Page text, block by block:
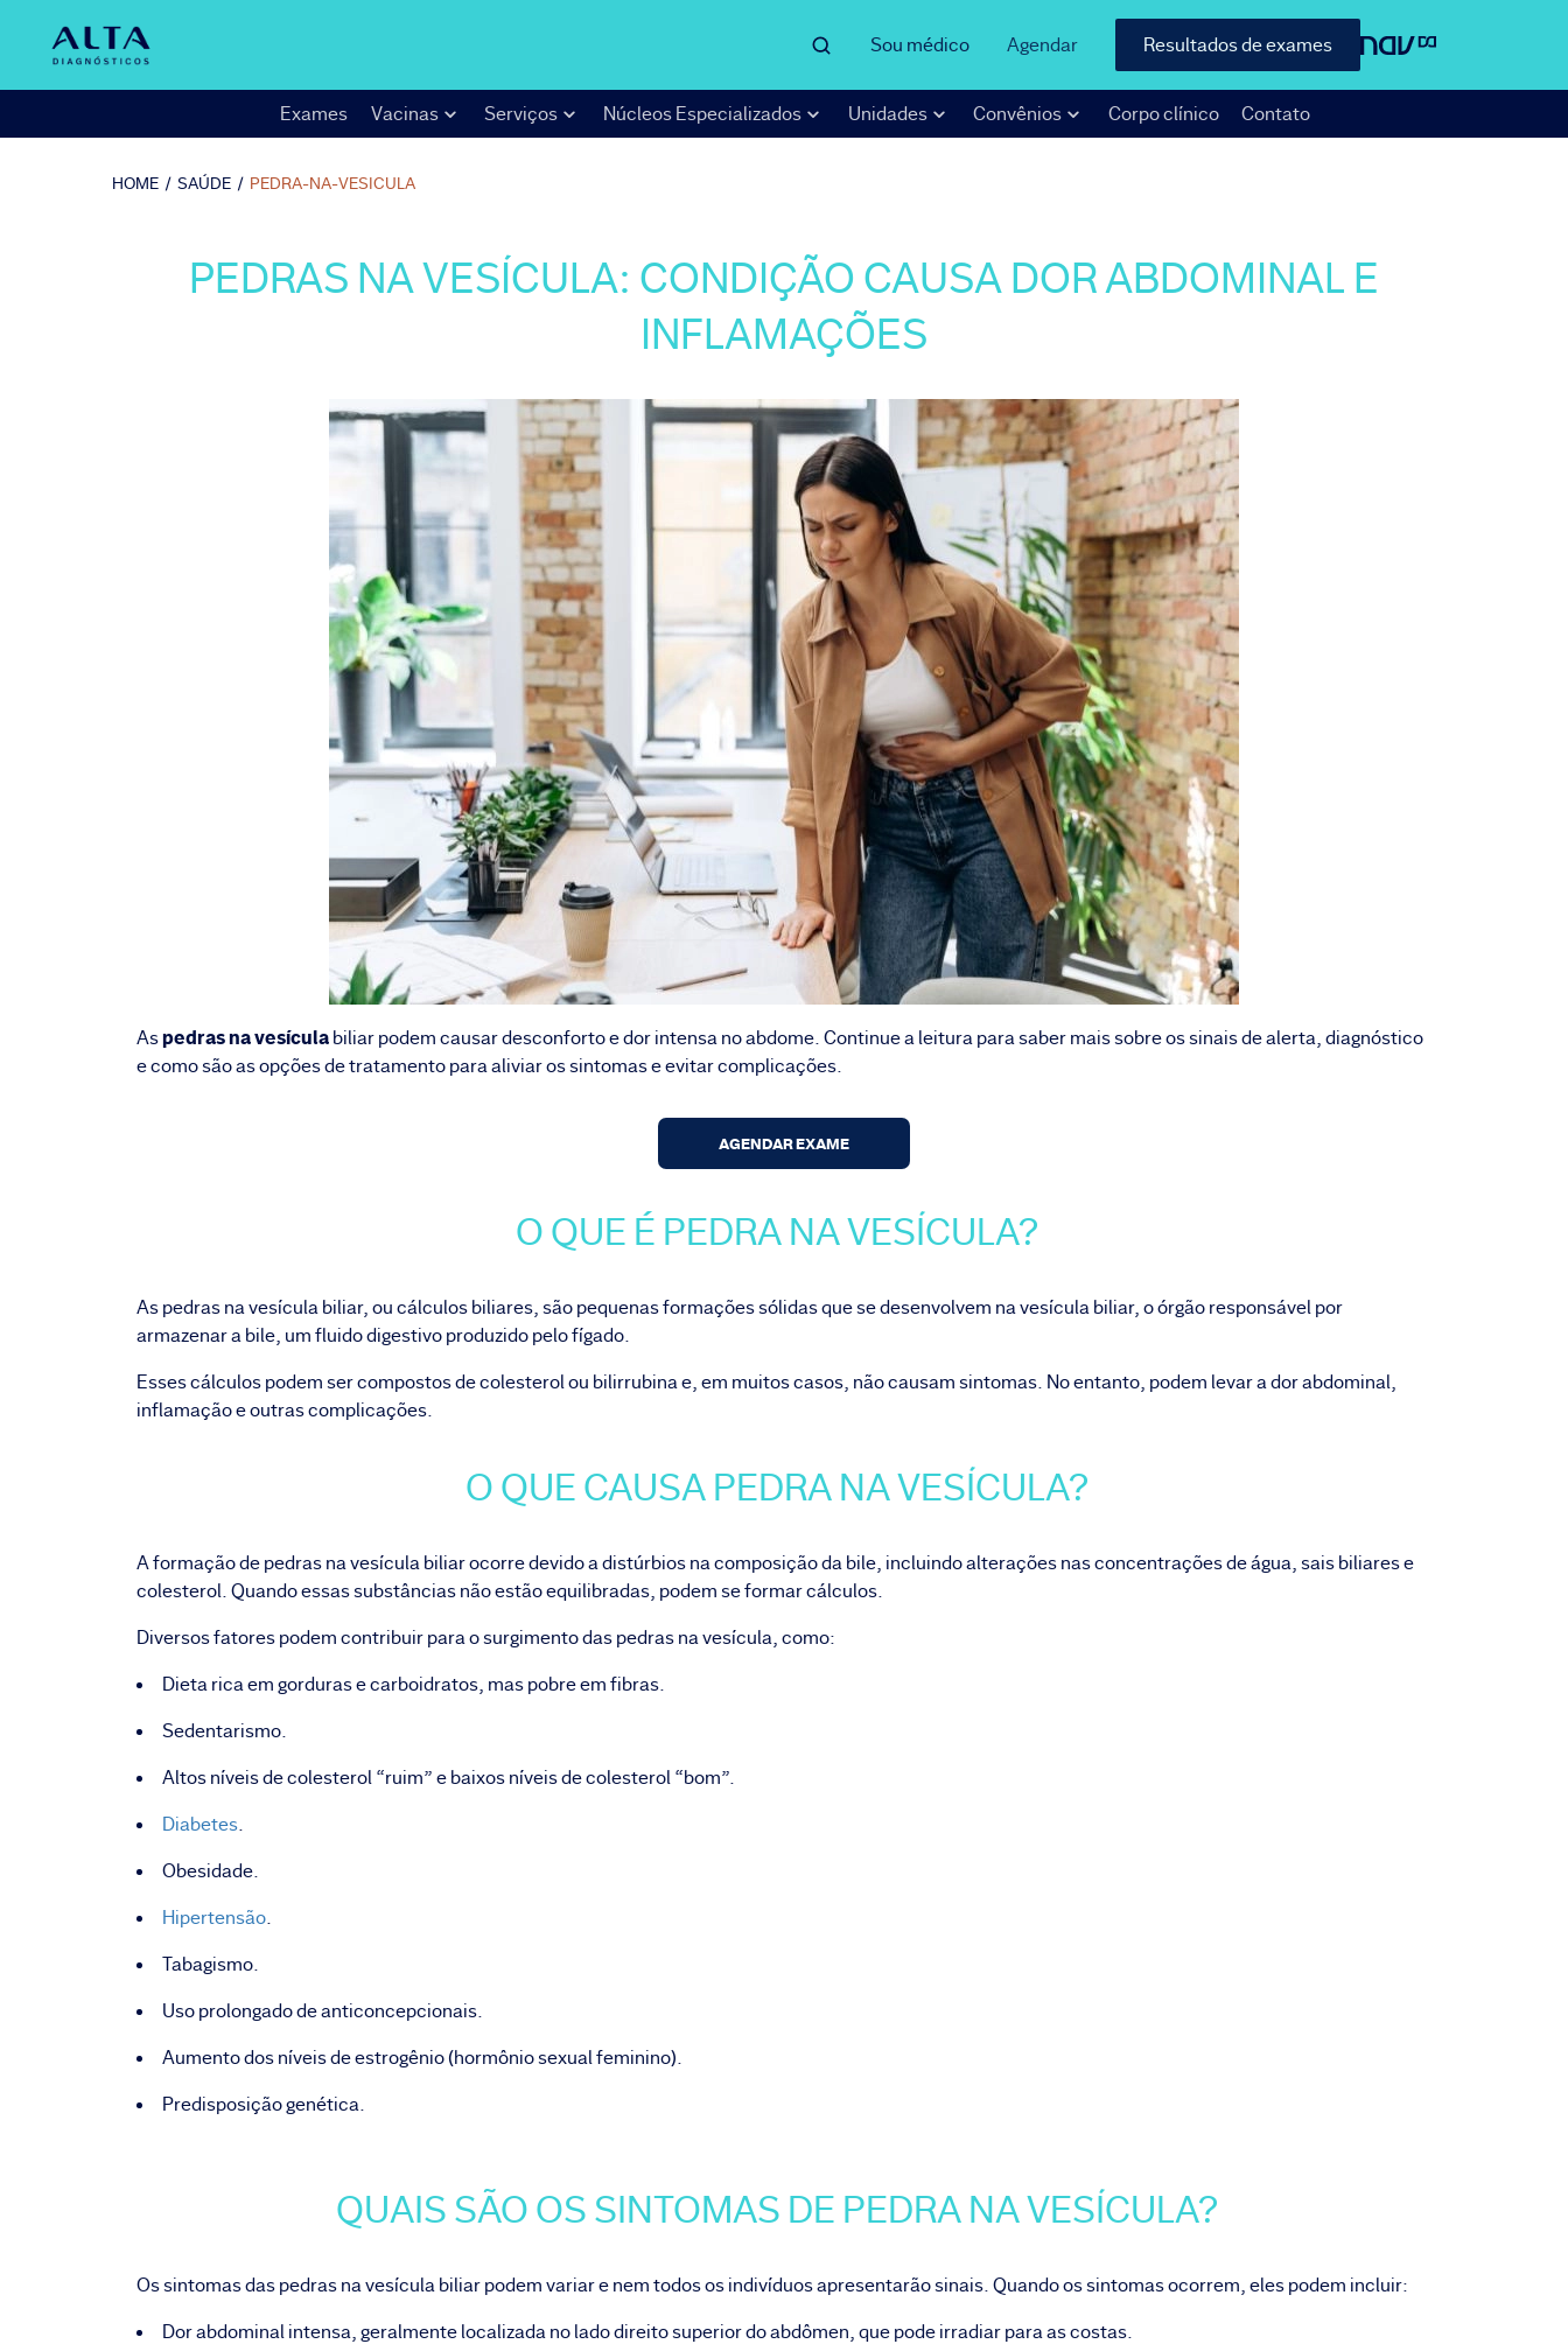
Sou médico Agendar Resultados de exames
Exames Vacinas Serviços Núcleos Especializados Unidades Convênios Corpo clínico Contato
HOME / SAÚDE / PEDRA-NA-VESICULA
PEDRAS NA VESÍCULA: CONDIÇÃO CAUSA DOR ABDOMINAL E
INFLAMAÇÕES
Aspedras na vesículabiliar podem causar desconforto e dor intensa no abdome. Continue a leitura para saber mais sobre os sinais de alerta, diagnóstico
e como são as opções de tratamento para aliviar os sintomas e evitar complicações.
AGENDAR EXAME
O QUE É PEDRA NA VESÍCULA?
As pedras na vesícula biliar, ou cálculos biliares, são pequenas formações sólidas que se desenvolvem na vesícula biliar, o órgão responsável por
armazenar a bile, um fluido digestivo produzido pelo fígado.
Esses cálculos podem ser compostos de colesterol ou bilirrubina e, em muitos casos, não causam sintomas. No entanto, podem levar a dor abdominal,
inflamação e outras complicações.
O QUE CAUSA PEDRA NA VESÍCULA?
A formação de pedras na vesícula biliar ocorre devido a distúrbios na composição da bile, incluindo alterações nas concentrações de água, sais biliares e
colesterol. Quando essas substâncias não estão equilibradas, podem se formar cálculos.
Diversos fatores podem contribuir para o surgimento das pedras na vesícula, como:
Dieta rica em gorduras e carboidratos, mas pobre em fibras.
Sedentarismo.
Altos níveis de colesterol “ruim” e baixos níveis de colesterol “bom”.
Diabetes.
Obesidade.
Hipertensão.
Tabagismo.
Uso prolongado de anticoncepcionais.
Aumento dos níveis de estrogênio (hormônio sexual feminino).
Predisposição genética.
QUAIS SÃO OS SINTOMAS DE PEDRA NA VESÍCULA?
Os sintomas das pedras na vesícula biliar podem variar e nem todos os indivíduos apresentarão sinais. Quando os sintomas ocorrem, eles podem incluir:
Dor abdominal intensa, geralmente localizada no lado direito superior do abdômen, que pode irradiar para as costas.